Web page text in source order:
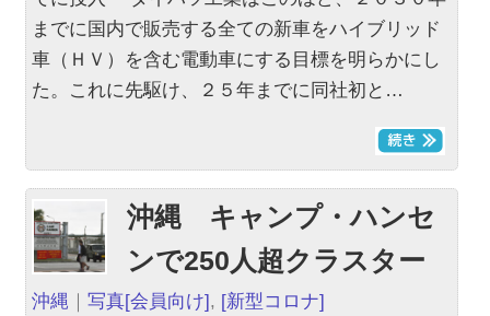
までに国内で販売する全ての新車をハイブリッド
車（ＨＶ）を含む電動車にする目標を明らかにし
た。これに先駆け、２５年までに同社初と…
沖縄 キャンプ・ハンセ
ンで250人超クラスター
沖縄 ｜写真[会員向け], [新型コロナ]